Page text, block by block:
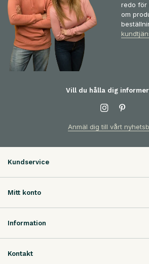
redo för
om
Vill du hålla dig
Anmäl dig till vårt
Kundservice
Mitt konto
Information
Kontakt